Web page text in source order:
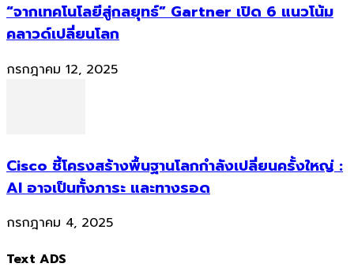
“จากเทคโนโลยีสู่กลยุทธ์” Gartner เปิด 6 แนวโน้ม
คลาวด์เปลี่ยนโลก
กรกฎาคม 12, 2025
Cisco ชี้โครงสร้างพื้นฐานโลกกำลังเปลี่ยนครั้งใหญ่ :
AI อาจเป็นทั้งภาระ และทางรอด
กรกฎาคม 4, 2025
Text ADS